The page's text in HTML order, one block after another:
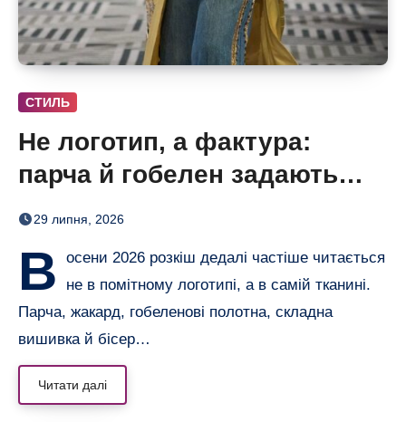
СТИЛЬ
Не логотип, а фактура:
парча й гобелен задають
нову розкіш осені
29 липня, 2026
В
осени 2026 розкіш дедалі частіше читається
не в помітному логотипі, а в самій тканині.
Парча, жакард, гобеленові полотна, складна
вишивка й бісер…
Читати далі